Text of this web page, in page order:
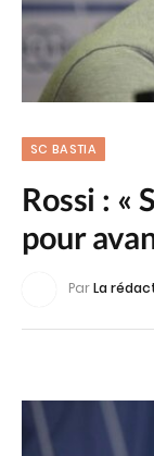
SC BASTIA
Rossi : «
pour
ParLa